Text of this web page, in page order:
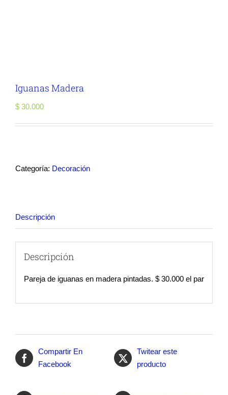
Iguanas Madera
$ 30.000
Categoría: Decoración
Descripción
Descripción
Pareja de iguanas en madera pintadas. $ 30.000 el par
Compartir En
Facebook
Twitear este
producto